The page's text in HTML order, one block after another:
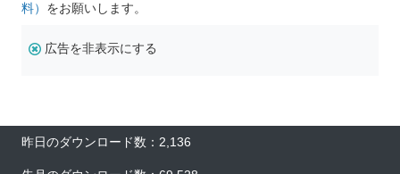
料） をお願いします。
広告を非表示にする
昨日のダウンロード数：2,136